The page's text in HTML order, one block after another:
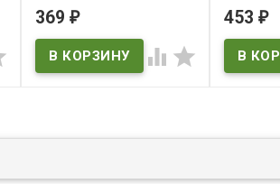
369₽
 
серий)
В
453 ₽